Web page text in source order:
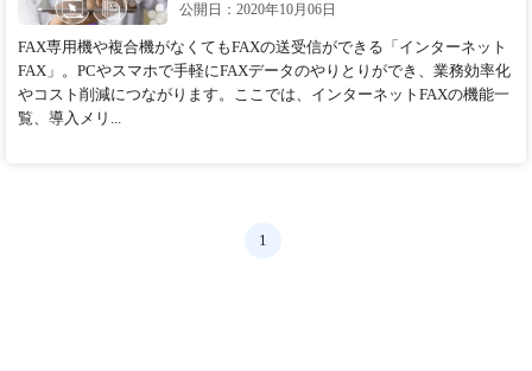
公開日：2020年10月06日
FAX専用機や複合機がなくてもFAXの送受信ができる「インターネット
FAX」。PCやスマホで手軽にFAXデータのやりとりができ、業務効率化
やコスト削減につながります。ここでは、インターネットFAXの機能一
覧、導入メリ...
1